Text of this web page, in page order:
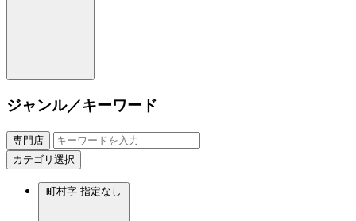
ジャンル／キーワード
専門店
カテゴリ選択
町村字 指定なし